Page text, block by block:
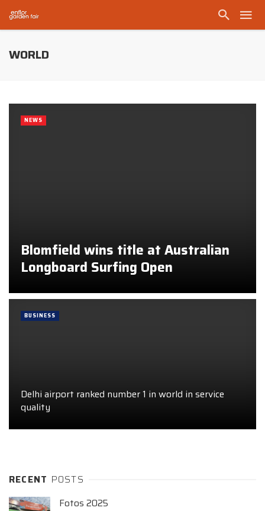
WORLD
Blomfield wins title at Australian
Longboard Surfing Open
NEWS
Delhi airport ranked number 1 in world in service
quality
BUSINESS
RECENT POSTS
Fotos 2025